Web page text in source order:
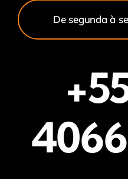
De segunda à